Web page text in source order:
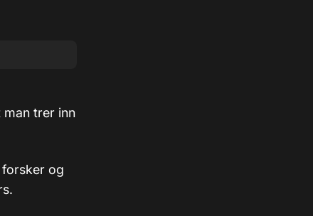
man trer inn
forsker og